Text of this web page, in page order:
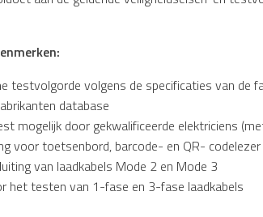
testvolgorde volgens de specificaties van de
database
mogelijk door gekwalificeerde elektriciens
voor toetsenbord, barcode- en QR-
van laadkabels Mode 2 en Mode 3
het testen van 1-fase en 3-fase laadkabels